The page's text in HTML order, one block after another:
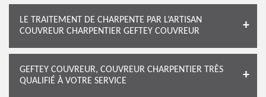
LE TRAITEMENT DE CHARPENTE PAR L’ARTISAN
COUVREUR CHARPENTIER GEFTEY COUVREUR
GEFTEY COUVREUR, COUVREUR CHARPENTIER TRÈS
QUALIFIÉ À VOTRE SERVICE